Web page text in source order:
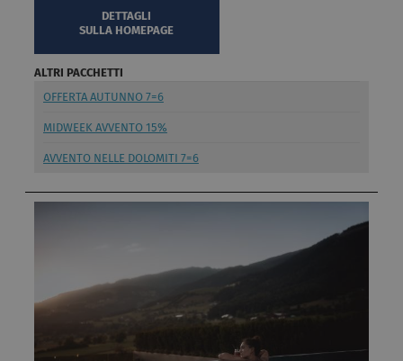
DETTAGLI
SULLA HOMEPAGE
ALTRI PACCHETTI
OFFERTA AUTUNNO 7=6
MIDWEEK AVVENTO 15%
AVVENTO NELLE DOLOMITI 7=6